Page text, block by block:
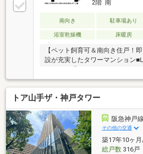
2階 南
南向き 駐車場あり
浴室乾燥機
床暖房
【ペット飼育可＆南向き住戸！
設が充実したタワーマンション
充実■3沿線利用可能！通勤・通
トア山手ザ・神戸タワー
阪急神戸
その他の交通
築17年10ヶ
総戸数316戸